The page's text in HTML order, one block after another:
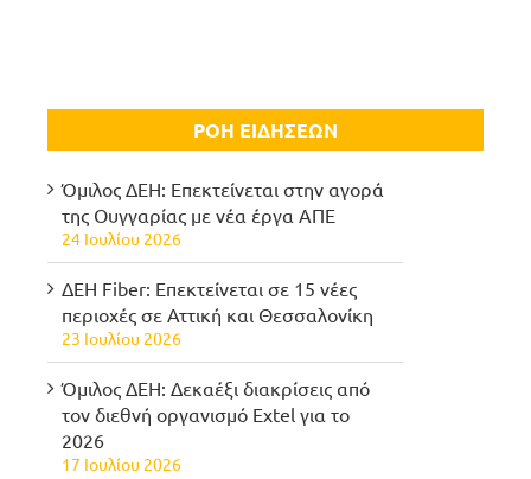
ΡΟΗ ΕΙΔΗΣΕΩΝ
Όμιλος ΔΕΗ: Επεκτείνεται στην αγορά
της Ουγγαρίας με νέα έργα ΑΠΕ
24 Ιουλίου 2026
ΔΕΗ Fiber: Επεκτείνεται σε 15 νέες
περιοχές σε Αττική και Θεσσαλονίκη
23 Ιουλίου 2026
Όμιλος ΔΕΗ: Δεκαέξι διακρίσεις από
τον διεθνή οργανισμό Extel για το
2026
17 Ιουλίου 2026